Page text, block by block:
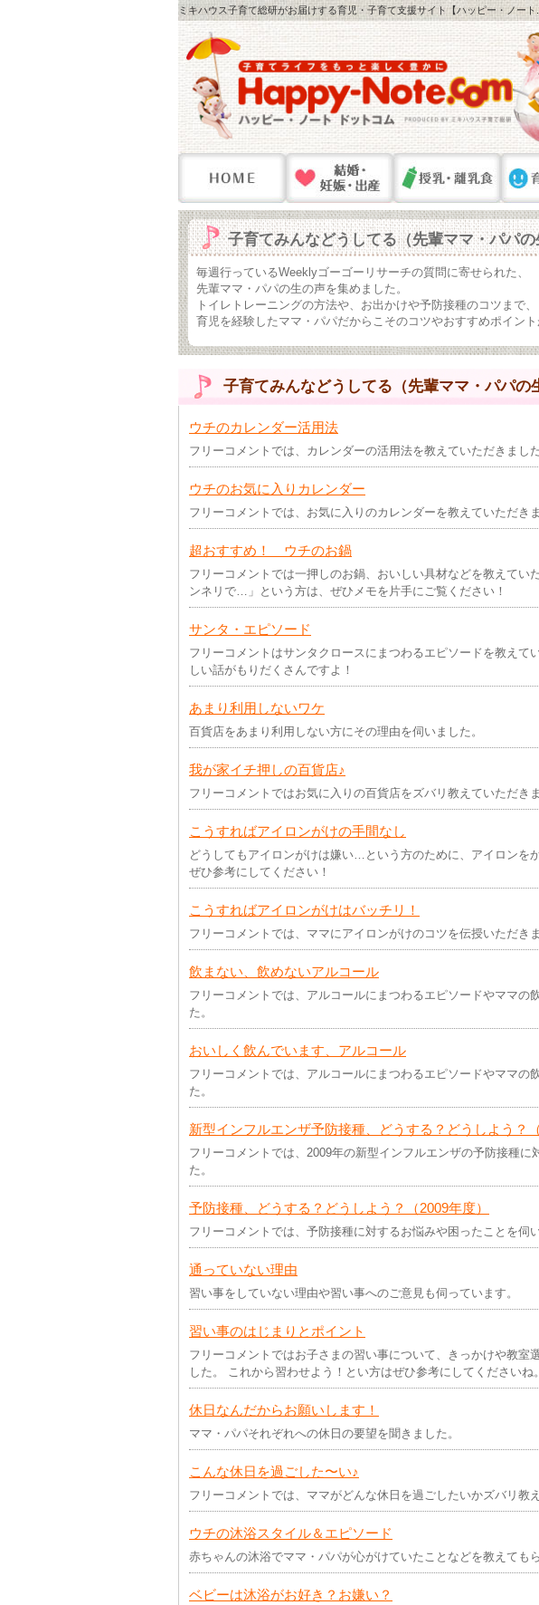
ミキハウス子育て総研がお届けする育児・子育て支援サイト【ハッピー・ノ
子育てみんなどうしてる（先輩ママ・パパ
毎週行っているWeeklyゴーゴーリサーチの質問に寄せられた、
先輩ママ・パパの生の声を集めました。
トイレトレーニングの方法や、お出かけや予防接種のコツまで、
育児を経験したママ・パパだからこそのコツやおすすめポイント
子育てみんなどうしてる（先輩ママ・パパの
ウチのカレンダー活用法
フリーコメントでは、カレンダーの活用法を教えていただきました
ウチのお気に入りカレンダー
フリーコメントでは、お気に入りのカレンダーを教えていただきま
超おすすめ！ ウチのお鍋
フリーコメントでは一押しのお鍋、おいしい具材などを教えてい
ンネリで…」という方は、ぜひメモを片手にご覧ください！
サンタ・エピソード
フリーコメントはサンタクロースにまつわるエピソードを教えて
しい話がもりだくさんですよ！
あまり利用しないワケ
百貨店をあまり利用しない方にその理由を伺いました。
我が家イチ押しの百貨店♪
フリーコメントではお気に入りの百貨店をズバリ教えていただきま
こうすればアイロンがけの手間なし
どうしてもアイロンがけは嫌い…という方のために、アイロンを
ぜひ参考にしてください！
こうすればアイロンがけはバッチリ！
フリーコメントでは、ママにアイロンがけのコツを伝授いただきま
飲まない、飲めないアルコール
フリーコメントでは、アルコールにまつわるエピソードやママの
た。
おいしく飲んでいます、アルコール
フリーコメントでは、アルコールにまつわるエピソードやママの
た。
新型インフルエンザ予防接種、どうする？どうしよう？（
フリーコメントでは、2009年の新型インフルエンザの予防接種に
た。
予防接種、どうする？どうしよう？（2009年度）
フリーコメントでは、予防接種に対するお悩みや困ったことを伺い
通っていない理由
習い事をしていない理由や習い事へのご意見も伺っています。
習い事のはじまりとポイント
フリーコメントではお子さまの習い事について、きっかけや教室
した。 これから習わせよう！とい方はぜひ参考にしてくださいね。
休日なんだからお願いします！
ママ・パパそれぞれへの休日の要望を聞きました。
こんな休日を過ごした〜い♪
フリーコメントでは、ママがどんな休日を過ごしたいかズバリ教
ウチの沐浴スタイル＆エピソード
赤ちゃんの沐浴でママ・パパが心がけていたことなどを教えても
ベビーは沐浴がお好き？お嫌い？